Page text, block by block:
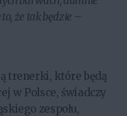
że tak będzie –
trenerki, które będą
w Polsce, świadczy
zespołu,